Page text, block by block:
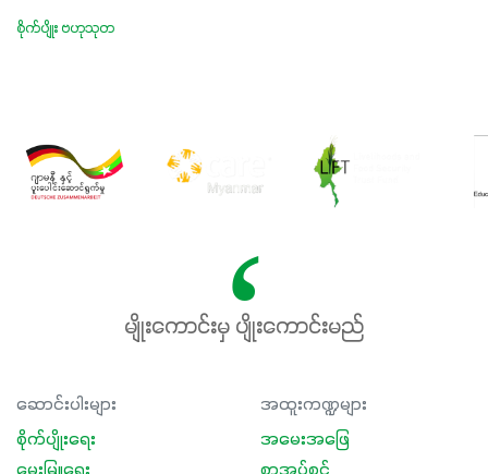
စိုက်ပျိုး ဗဟုသုတ
မျိုးကောင်းမှ ပျိုးကောင်းမည်
ဆောင်းပါးများ
စိုက်ပျိုးရေး
အထူးကဏ္ဍများ
အမေးအဖြေ